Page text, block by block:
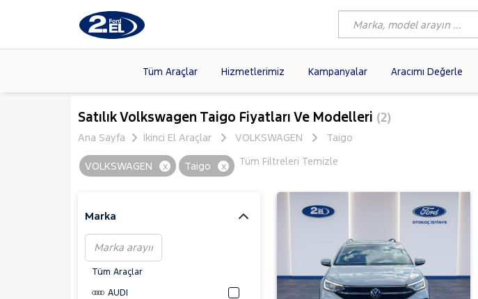
Tüm Araçlar Hizmetlerimiz Kampanyalar Aracımı Değerle
Markalar >
Modeller >
Kasalar
FORD(893)
VOLKSWAGEN(61)
CITROEN
(19)
SKODA
Satılık Volkswagen Taigo Fiyatları Ve Modelleri (2)
Ana Sayfa
İkinci El Araçlar VOLKSWAGEN Taigo
Tüm Filtreleri Temizle
VOLKSWAGEN x Taigo x
Marka
Tüm Araçlar
AUDI